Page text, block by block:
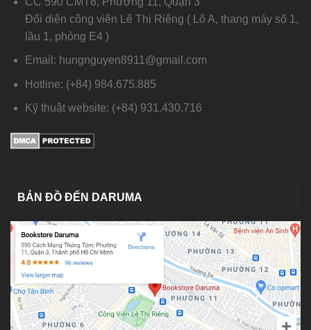
Đối diện công viên Lê Thị Riêng ( Lô A, thang máy số 1,
lầu 1, phòng E4 )
Email: hungnguyen8911@gmail.com
Hotline: (+84) 984.675.885
Kỹ thuật website: (+84) 931.430.716
BẢN ĐỒ ĐẾN DARUMA